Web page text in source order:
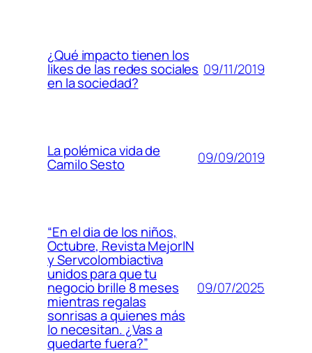
¿Qué impacto tienen los
likes de las redes sociales
en la sociedad?
09/11/2019
La polémica vida de
Camilo Sesto 09/09/2019
“En el dia de los niños,
Octubre, Revista MejorIN
y Servcolombiactiva
unidos para que tu
negocio brille 8 meses
mientras regalas
sonrisas a quienes más
lo necesitan. ¿Vas a
quedarte fuera?”
09/07/2025